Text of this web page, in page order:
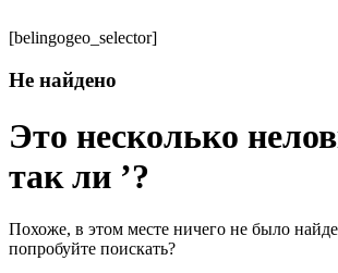
[belingogeo_selector]
Не найдено
Это несколько
так ли ’?
Похоже, в этом месте ничего не было
попробуйте поискать?